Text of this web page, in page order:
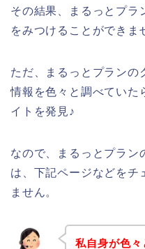
その結果、まるっとプラ
をみつけることができま
ただ、まるっとプランの
情報を色々と調べていた
イトを発見♪
なので、まるっとプラン
は、下記ページなどをチ
ません。
私自身が色々